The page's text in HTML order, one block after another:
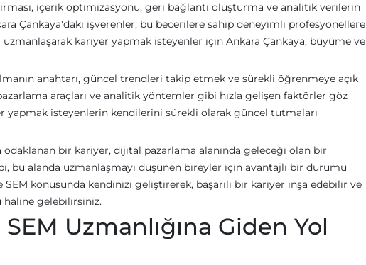
içerik optimizasyonu, geri bağlantı oluşturma ve analitik verilerin
Çankaya'daki işverenler, bu becerilere sahip deneyimli profesyonellere
kariyer yapmak isteyenler için Ankara Çankaya, büyüme ve
anahtarı, güncel trendleri takip etmek ve sürekli öğrenmeye açık
araçları ve analitik yöntemler gibi hızla gelişen faktörler göz
yapmak isteyenlerin kendilerini sürekli olarak güncel tutmaları
odaklanan bir kariyer, dijital pazarlama alanında geleceği olan bir
bu alanda uzmanlaşmayı düşünen bireyler için avantajlı bir durumu
konusunda kendinizi geliştirerek, başarılı bir kariyer inşa edebilir ve
haline gelebilirsiniz.
Uzmanlığına Giden Yol